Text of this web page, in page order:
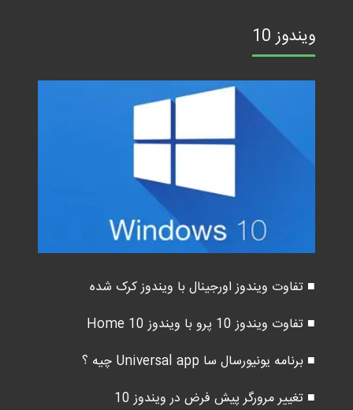
ویندوز 10
■ تفاوت ویندوز اورجینال با ویندوز کرک شده
■ تفاوت ویندوز 10 پرو با ویندوز 10 Home
■ برنامه یونیورسال سا Universal app چیه ؟
■ تغییر مرورگر پیش فرض در ویندوز 10